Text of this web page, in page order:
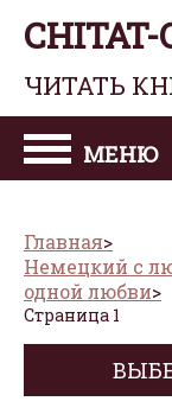
ЧИТАТЬ
МЕНЮ
Главная
Немецкий с
одной любви
Страница 1